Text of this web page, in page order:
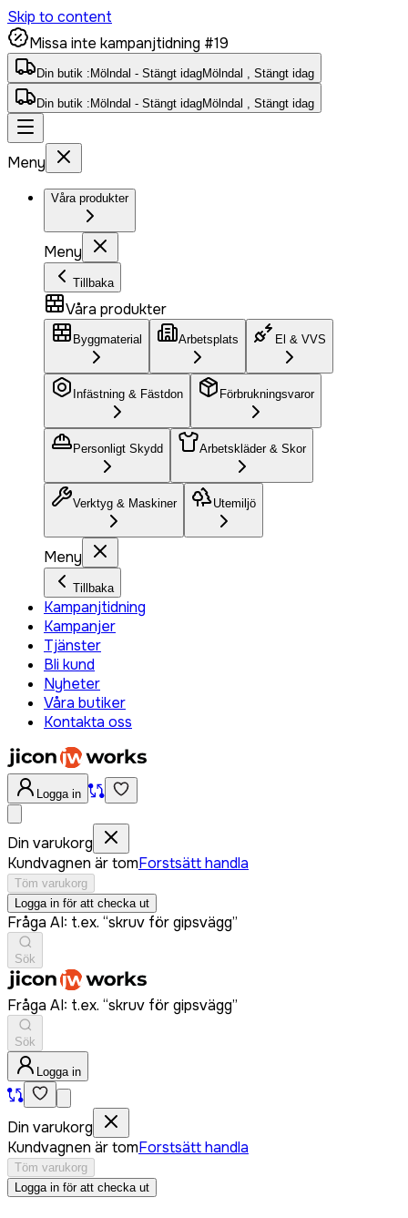
Skip to content
Missa inte kampanjtidning #19
Din butik : Mölndal - Stängt idagMölndal , Stängt idag
Din butik : Mölndal - Stängt idagMölndal , Stängt idag
Meny
Våra produkter
Meny
Tillbaka
Våra produkter
Byggmaterial Arbetsplats El & VVS
Infästning & Fästdon Förbrukningsvaror
Personligt Skydd Arbetskläder & Skor
Verktyg & Maskiner Utemiljö
Meny
Tillbaka
Kampanjtidning
Kampanjer
Tjänster
Bli kund
Nyheter
Våra butiker
Kontakta oss
Logga in
Din varukorg
Kundvagnen är tomForstsätt handla
Töm varukorg
Logga in för att checka ut
Fråga AI: t.ex. “skruv för gipsvägg”
Sök
Fråga AI: t.ex. “skruv för gipsvägg”
Sök
Logga in
Din varukorg
Kundvagnen är tomForstsätt handla
Töm varukorg
Logga in för att checka ut